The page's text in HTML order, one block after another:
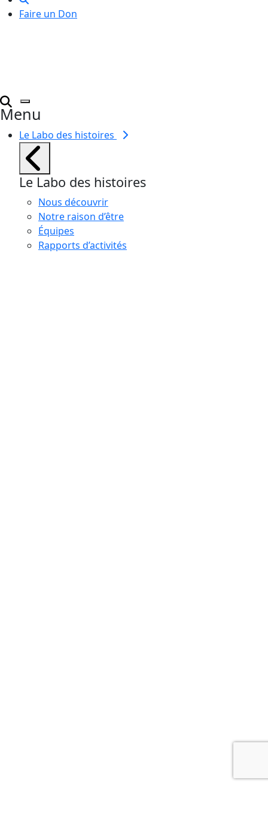
Faire un Don
Menu
Le Labo des histoires
Le Labo des histoires
Nous découvrir
Notre raison d’être
Équipes
Rapports d’activités